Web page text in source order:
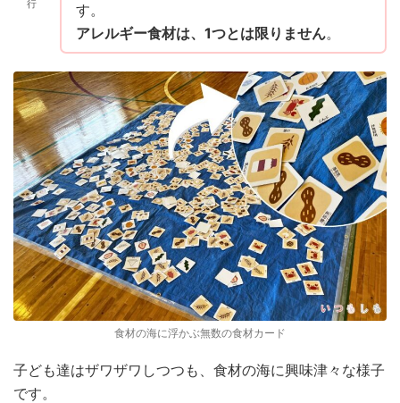
行
す。
アレルギー食材は、1つとは限りません。
食材の海に浮かぶ無数の食材カード
子ども達はザワザワしつつも、食材の海に興味津々な様子
です。